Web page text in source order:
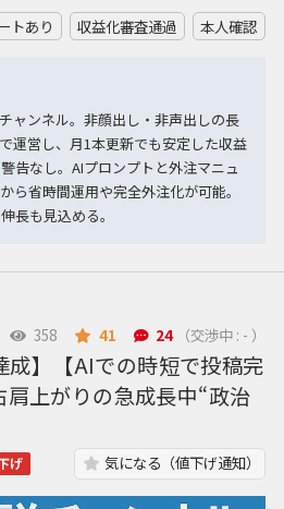
トあり 収益化審査通過 本人確認
ャンネル。非顔出し・非声出しの長
運営し、月1本更新でも安定した収益
告なし。AIプロンプトと外注マニュ
ら省時間運用や完全外注化が可能。
長も見込める。
358 41 24 （交渉中 : - ）
成】【AIでの時短で投稿完
上がりの急成長中“政治
げ 気になる（値下げ通知）